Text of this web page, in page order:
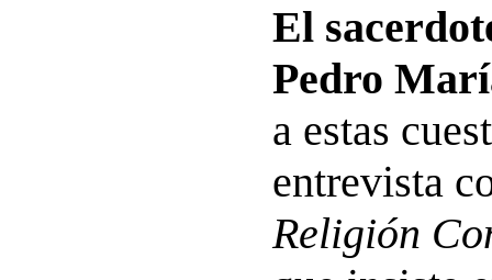
El
Pedro
a estas
entrevista
Religión